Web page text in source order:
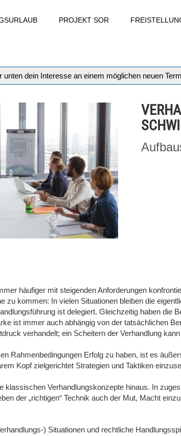
PROJEKT SOR
dein Interesse an einem möglichen neuen
häufiger mit steigenden Anforderungen
zu kommen: In vielen Situationen bleiben die
ist delegiert. Gleichzeitig haben die
ist immer auch abhängig von der tatsächlichen
verhandelt; ein Scheitern der Verhandlung
Rahmenbedingungen Erfolg zu haben, ist es
Kopf zielgerichtet Strategien und Taktiken
klassischen Verhandlungskonzepte hinaus. In
der „richtigen“ Technik auch der Mut, Macht
) Situationen und rechtliche